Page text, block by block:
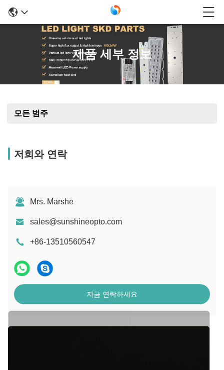
제품 세부 정보
모든 범주
저희와 연락
Mrs. Marshe
sales@sunshineopto.com
+86-13510560547
지금 연락하세요